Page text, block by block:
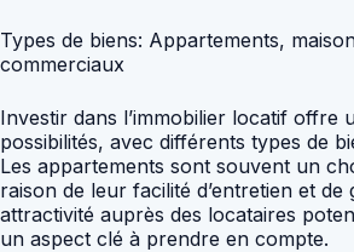
Types de biens: Appartements,
commerciaux
Investir dans l’immobilier locatif offre
possibilités, avec différents types de
Les appartements sont souvent un
raison de leur facilité d’entretien et de
attractivité auprès des locataires
un aspect clé à prendre en compte.